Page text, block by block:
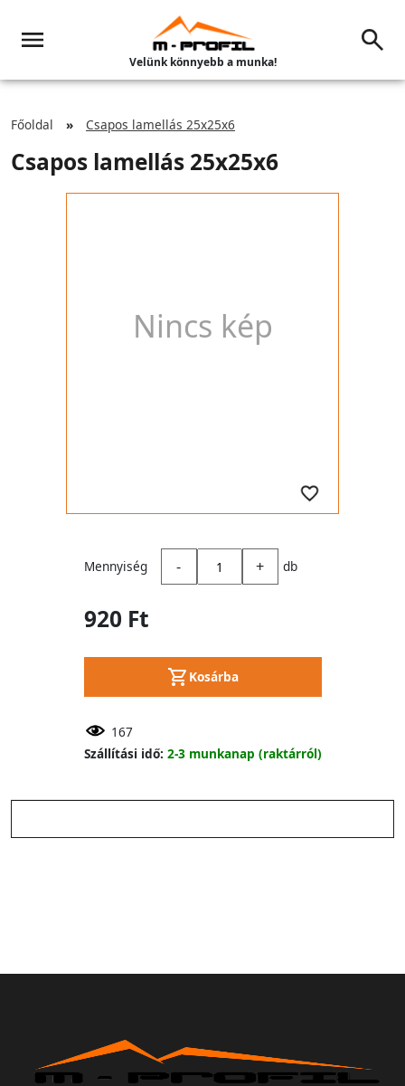
Velünk könnyebb a munka!
Főoldal Csapos lamellás 25x25x6
Csapos lamellás 25x25x6
Nincs kép
Mennyiség - + db
920 Ft
Kosárba
167
Szállítási idő: 2-3 munkanap (raktárról)